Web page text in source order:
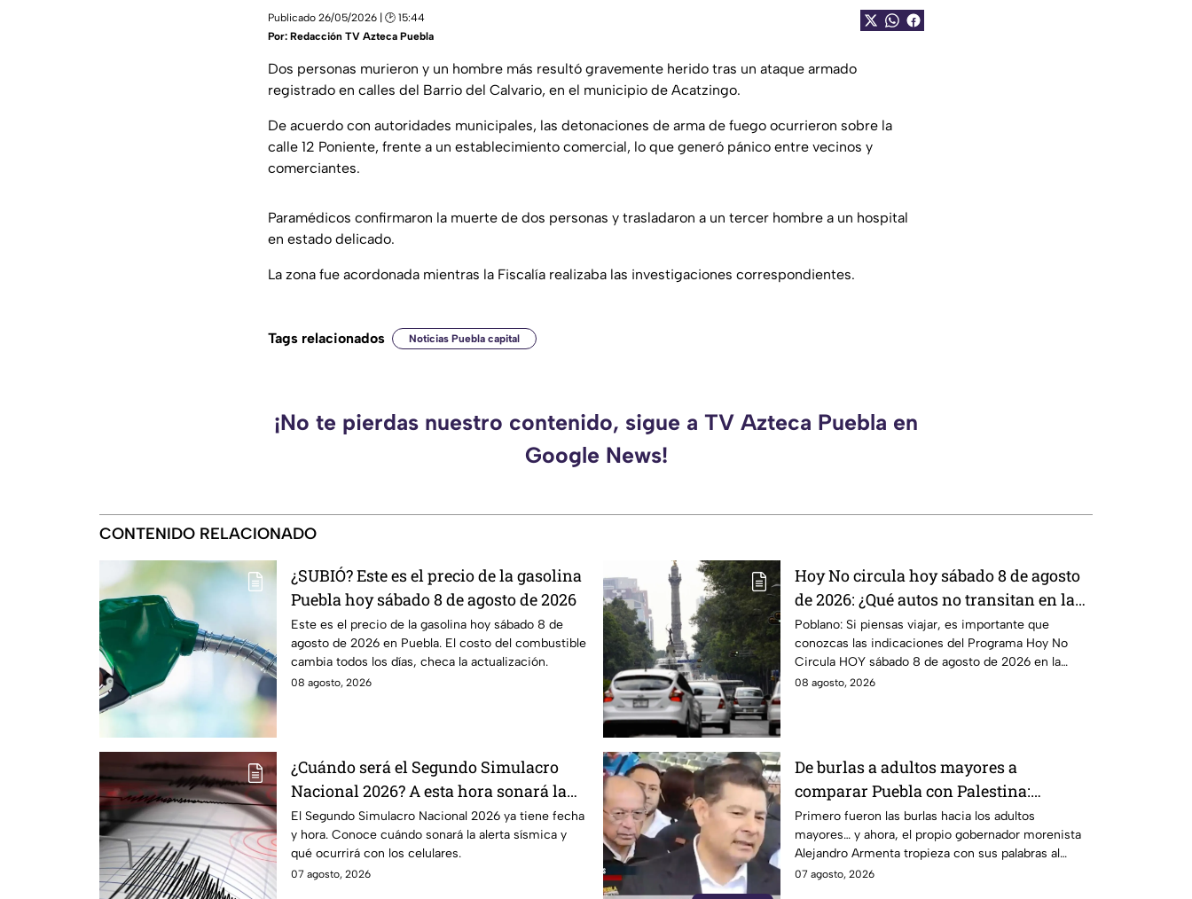
Publicado 26/05/2026 | 🕑 15:44
Por: Redacción TV Azteca Puebla
Dos personas murieron y un hombre más resultó gravemente herido tras un ataque armado
registrado en calles del Barrio del Calvario, en el municipio de Acatzingo.
De acuerdo con autoridades municipales, las detonaciones de arma de fuego ocurrieron sobre la
calle 12 Poniente, frente a un establecimiento comercial, lo que generó pánico entre vecinos y
comerciantes.
Paramédicos confirmaron la muerte de dos personas y trasladaron a un tercer hombre a un hospital
en estado delicado.
La zona fue acordonada mientras la Fiscalía realizaba las investigaciones correspondientes.
Tags relacionados Noticias Puebla capital
¡No te pierdas nuestro contenido, sigue a TV Azteca Puebla en
Google News!
CONTENIDO RELACIONADO
¿SUBIÓ? Este es el precio de la gasolina
Puebla hoy sábado 8 de agosto de 2026
Este es el precio de la gasolina hoy sábado 8 de
agosto de 2026 en Puebla. El costo del combustible
cambia todos los días, checa la actualización.
08 agosto, 2026
Hoy No circula hoy sábado 8 de agosto
de 2026: ¿Qué autos no transitan en la
CDMX y EdoMex?
Poblano: Si piensas viajar, es importante que
conozcas las indicaciones del Programa Hoy No
Circula HOY sábado 8 de agosto de 2026 en la
CDMX y EdoMex.
08 agosto, 2026
¿Cuándo será el Segundo Simulacro
Nacional 2026? A esta hora sonará la
alerta sísmica
El Segundo Simulacro Nacional 2026 ya tiene fecha
y hora. Conoce cuándo sonará la alerta sísmica y
qué ocurrirá con los celulares.
07 agosto, 2026
De burlas a adultos mayores a
comparar Puebla con Palestina:
Alejandro Armenta se disculpa “a
modo” por sus insensibles dichos sobre
Huixcolotla, repitiendo el guión de las
también morenistas Nayeli Salvatori y
Primero fueron las burlas hacia los adultos
mayores… y ahora, el propio gobernador morenista
Alejandro Armenta tropieza con sus palabras al
comparar el mal estado de las calles de Huixcolotla
07 agosto, 2026